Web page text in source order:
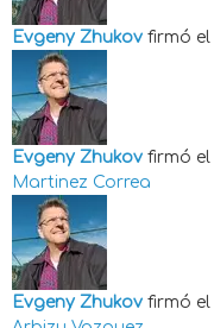
Evgeny Zhukov firmó el
Evgeny Zhukov firmó el
Martinez Correa
Evgeny Zhukov firmó el